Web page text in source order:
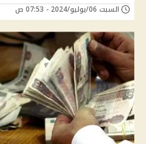
السبت 06/يوليو/2024 - 07:53 ص